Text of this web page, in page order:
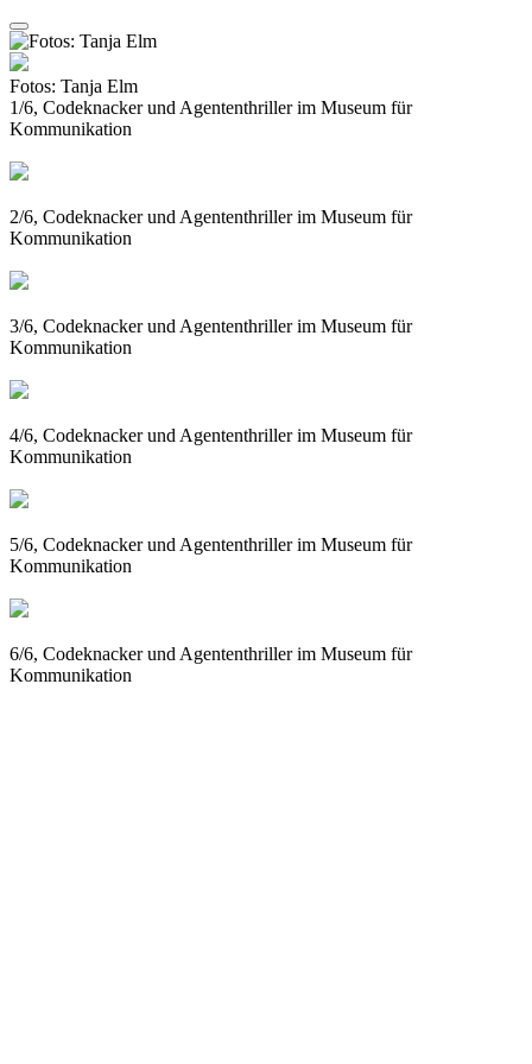
Fotos: Tanja Elm
1/6, Codeknacker und Agententhriller im Museum für
Kommunikation
2/6, Codeknacker und Agententhriller im Museum für
Kommunikation
3/6, Codeknacker und Agententhriller im Museum für
Kommunikation
4/6, Codeknacker und Agententhriller im Museum für
Kommunikation
5/6, Codeknacker und Agententhriller im Museum für
Kommunikation
6/6, Codeknacker und Agententhriller im Museum für
Kommunikation